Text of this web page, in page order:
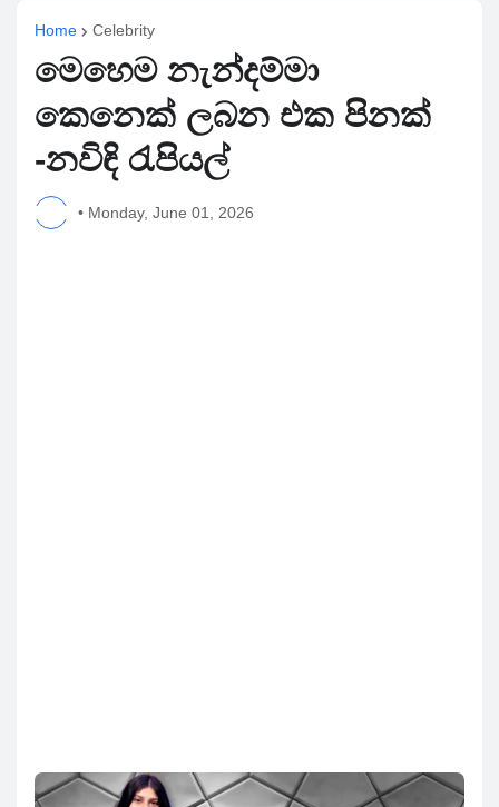
Home Celebrity
මෙහෙම නැන්දම්මා
කෙනෙක් ලබන එක පිනක්
-නවිඳි රැපියල්
• Monday, June 01, 2026